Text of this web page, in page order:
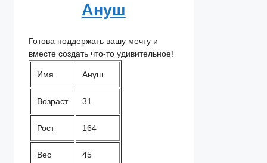
Ануш
Готова поддержать вашу мечту и
вместе создать что-то удивительное!
Имя Ануш
Возраст 31
Рост 164
Вес 45